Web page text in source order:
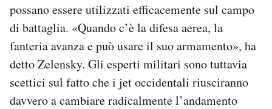
possano essere utilizzati efficacemente sul campo
di battaglia. «Quando c’è la difesa aerea, la
fanteria avanza e può usare il suo armamento», ha
detto Zelensky. Gli esperti militari sono tuttavia
scettici sul fatto che i jet occidentali riusciranno
davvero a cambiare radicalmente l’andamento